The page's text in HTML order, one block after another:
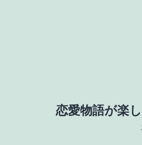
恋愛物語が楽